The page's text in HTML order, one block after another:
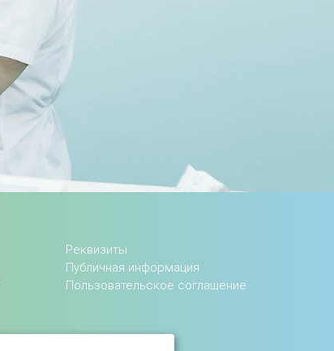
Реквизиты
Публичная информация
Пользовательское соглашение